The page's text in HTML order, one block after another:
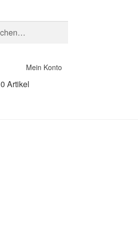
Mein Konto
0 Artikel